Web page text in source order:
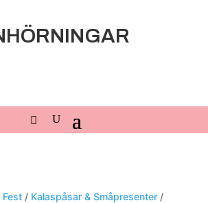
Fest/ Kalaspåsar & Småpresenter/